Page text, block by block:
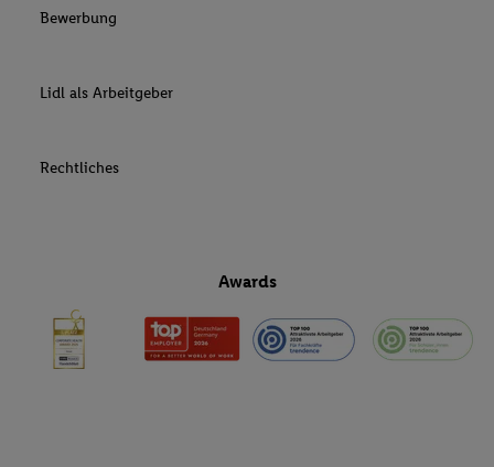
Bewerbung
Lidl als Arbeitgeber
Rechtliches
Awards